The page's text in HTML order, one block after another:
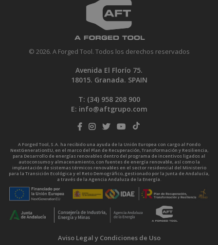
© 2026. A Forged Tool. Todos los derechos reservados
Avenida El Florío 75.
18015. Granada. SPAIN
T: (34) 958 208 900
E: info@aftgrupo.com
A Forged Tool, S.A. ha recibido una ayuda de la Unión Europea con cargo al Fondo
NextGenerationEU, en el marco del Plan de Recuperación, Transformación y Resiliencia,
para Desarrollo de energías renovables dentro del programa de incentivos ligados al
autoconsumo y almacenamiento, con fuentes de energía renovable, así como la
implantación de sistemas térmicos renovables en el sector residencial del Ministerio
para la Transición Ecológica y el Reto Demográfico, gestionado por la Junta de Andalucía,
a través de la Agencia Andaluza de la Energía.
Aviso Legal y Condiciones de Uso